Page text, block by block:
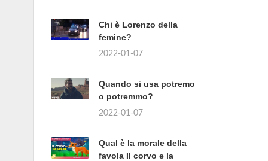
Chi è Lorenzo della
femine?
2022-01-07
Quando si usa potremo
o potremmo?
2022-01-07
Qual è la morale della
favola Il corvo e la